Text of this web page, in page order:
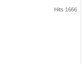
Hits 1666